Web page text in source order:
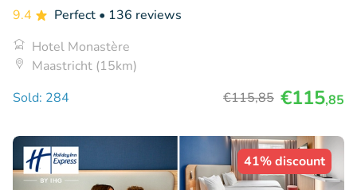
9.4 Perfect • 136 reviews
Hotel Monastère
Maastricht (15km)
Sold: 284
€115,85 €115,85
41% discount